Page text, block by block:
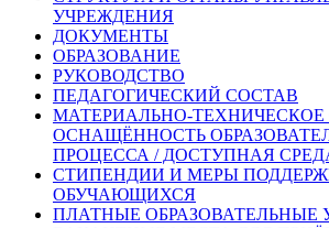
УЧРЕЖДЕНИЯ
ДОКУМЕНТЫ
ОБРАЗОВАНИЕ
РУКОВОДСТВО
ПЕДАГОГИЧЕСКИЙ СОСТАВ
МАТЕРИАЛЬНО-ТЕХНИЧЕСКОЕ
ОСНАЩЁННОСТЬ
ПРОЦЕССА / ДОСТУПНАЯ
СТИПЕНДИИ И МЕРЫ
ОБУЧАЮЩИХСЯ
ПЛАТНЫЕ ОБРАЗОВАТЕЛЬНЫЕ